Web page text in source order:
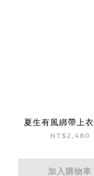
夏生有風綁帶上
NT$2,480
加入購物車